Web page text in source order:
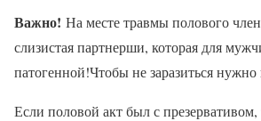
Важно! На месте травмы полового
слизистая партнерши, которая для
патогенной!Чтобы не заразиться нужно
Если половой акт был с